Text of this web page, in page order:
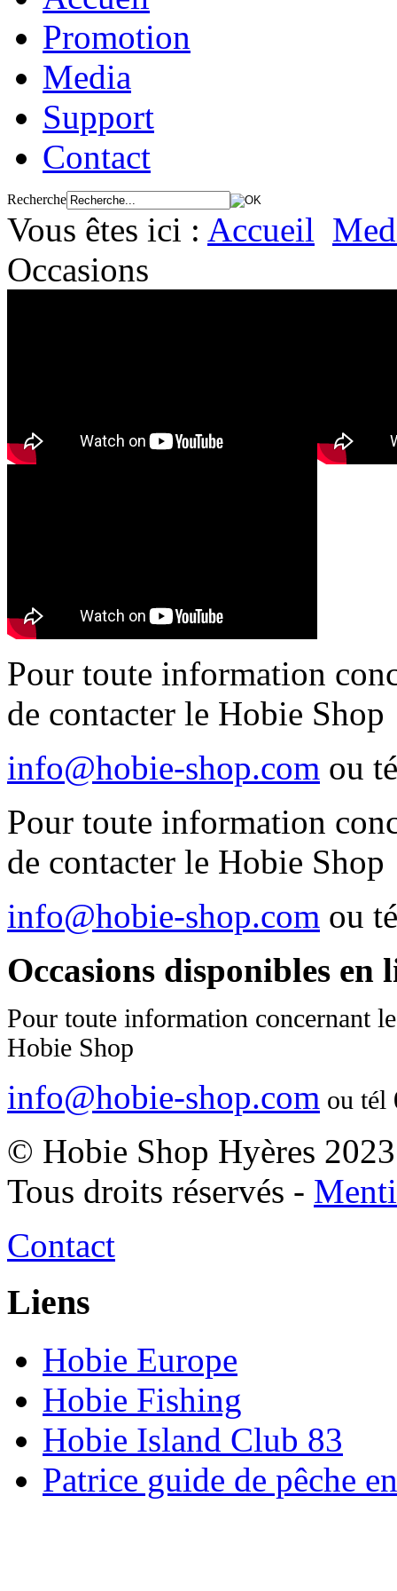
Promotion
Media
Support
Contact
Recherche
Vous êtes ici : Accueil
Occasions
Pour toute information
de contacter le Hobie Shop
info@hobie-shop.com ou
Pour toute information
de contacter le Hobie Shop
info@hobie-shop.com ou
Occasions disponibles en
Pour toute information concernant
Hobie Shop
info@hobie-shop.com ou tél
© Hobie Shop Hyères 2023
Tous droits réservés -
Contact
Liens
Hobie Europe
Hobie Fishing
Hobie Island Club 83
Patrice guide de pêche